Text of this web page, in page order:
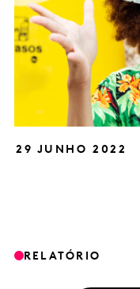
29 JUNHO 2022
RELATÓRIO